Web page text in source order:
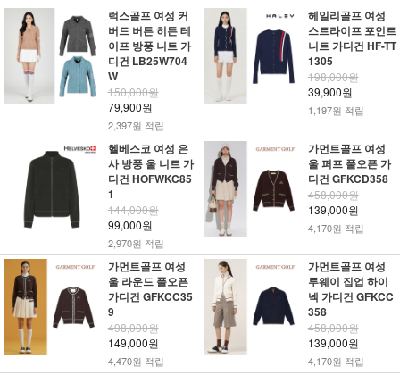
럭스골프 여성 커
버드 버튼 히든 테
이프 방풍 니트 가
디건 LB25W704
W
150,000원
79,900원
2,397원 적립
헤일리골프 여성
스트라이프 포인트
니트 가디건 HF-TT
1305
198,000원
39,900원
1,197원 적립
헬베스코 여성 은
사 방풍 울 니트 가
디건 HOFWKC85
1
144,000원
99,000원
2,970원 적립
가먼트골프 여성
울 퍼프 풀오픈 가
디건 GFKCD358
458,000원
139,000원
4,170원 적립
가먼트골프 여성
울 라운드 풀오픈
가디건 GFKCC35
9
498,000원
149,000원
4,470원 적립
가먼트골프 여성
투웨이 집업 하이
넥 가디건 GFKCC
358
458,000원
139,000원
4,170원 적립